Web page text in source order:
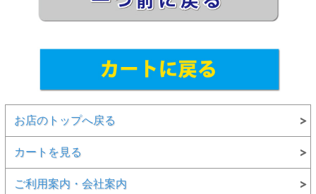
お店のトップへ戻る
カートを見る
ご利用案内・会社案内